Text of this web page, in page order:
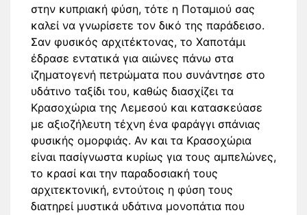
στην κυπριακή φύση, τότε η Ποταμιού σας
καλεί να γνωρίσετε τον δικό της παράδεισο.
Σαν φυσικός αρχιτέκτονας, το Χαποτάμι
έδρασε εντατικά για αιώνες πάνω στα
ιζηματογενή πετρώματα που συνάντησε στο
υδάτινο ταξίδι του, καθώς διασχίζει τα
Κρασοχώρια της Λεμεσού και κατασκεύασε
με αξιοζήλευτη τέχνη ένα φαράγγι σπάνιας
φυσικής ομορφιάς. Αν και τα Κρασοχώρια
είναι πασίγνωστα κυρίως για τους αμπελώνες,
το κρασί και την παραδοσιακή τους
αρχιτεκτονική, εντούτοις η φύση τους
διατηρεί μυστικά υδάτινα μονοπάτια που